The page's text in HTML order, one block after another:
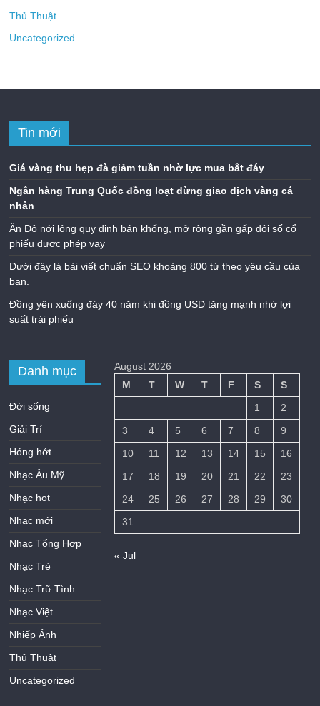
Thủ Thuật
Uncategorized
Tin mới
Giá vàng thu hẹp đà giảm tuần nhờ lực mua bắt đáy
Ngân hàng Trung Quốc đồng loạt dừng giao dịch vàng cá
nhân
Ấn Độ nới lỏng quy định bán khống, mở rộng gần gấp đôi số cổ
phiếu được phép vay
Dưới đây là bài viết chuẩn SEO khoảng 800 từ theo yêu cầu của
bạn.
Đồng yên xuống đáy 40 năm khi đồng USD tăng mạnh nhờ lợi
suất trái phiếu
Danh mục
Đời sống
Giải Trí
Hóng hớt
Nhạc Âu Mỹ
Nhạc hot
Nhạc mới
Nhạc Tổng Hợp
Nhạc Trẻ
Nhạc Trữ Tình
Nhạc Việt
Nhiếp Ảnh
Thủ Thuật
Uncategorized
August 2026
M
T W T F S
S
1
2
3
4 5 6 7 8
9
10
11 12 13 14 15
16
17
18 19 20 21 22
23
24
25 26 27 28 29
30
31
« Jul